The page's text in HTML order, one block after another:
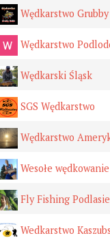
Wędkarstwo Grubby
Wędkarstwo
Wędkarski Śląsk
SGS Wędkarstwo
Wędkarstwo
Wesołe wędkowanie
Fly Fishing Podlasie
Wedkarstwo